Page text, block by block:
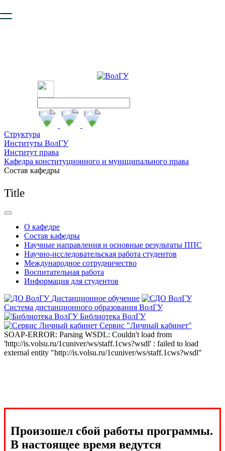
безопасную работу с сайтом. Пожалуйста
Структура
Институты ВолГУ
Институт права
Кафедра конституционного и муниципального права
Состав кафедры
Title
О кафедре
Состав кафедры
Научные направления и основные результаты ППС
Научно-исследовательская работа студентов
Международное сотрудничество
Воспитательная работа
Информация для студентов
Дистанционное обучение
Система дистанционного образования ВолГУ
Библиотека ВолГУ
Сервис "Личный кабинет"
SOAP-ERROR: Parsing WSDL: Couldn't load from
'http://is.volsu.ru/1cuniver/ws/staff.1cws?wsdl' : failed to load
external entity "http://is.volsu.ru/1cuniver/ws/staff.1cws?wsdl"
Произошел сбой работы программы.
В настоящее время ведутся